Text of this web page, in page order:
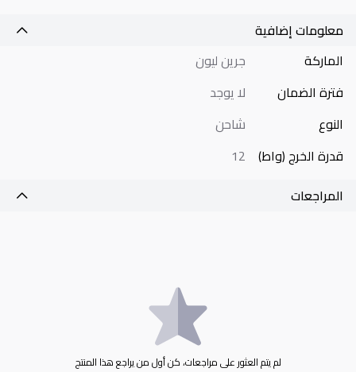
معلومات إضافية
الماركة
جرين ليون
فترة الضمان
لا يوجد
النوع
شاحن
قدرة الخرج (واط) 12
المراجعات
لم يتم العثور على مراجعات، كن أول من يراجع هذا المنتج